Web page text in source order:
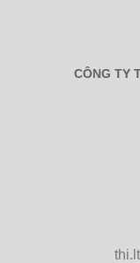
CÔNG TY